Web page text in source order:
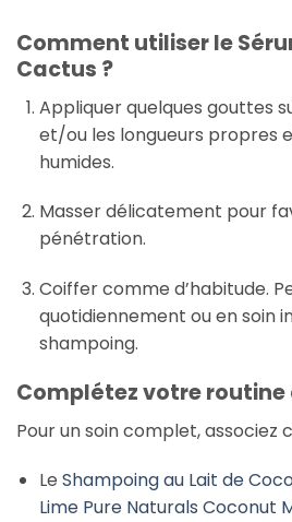
Comment utiliser le
Cactus ?
Appliquer quelques gouttes
et/ou les longueurs propres
humides.
Masser délicatement pour
pénétration.
Coiffer comme d’habitude.
quotidiennement ou en soin
shampoing.
Complétez votre
Pour un soin complet, associez
Le Shampoing au Lait de
Lime Pure Naturals Coconut